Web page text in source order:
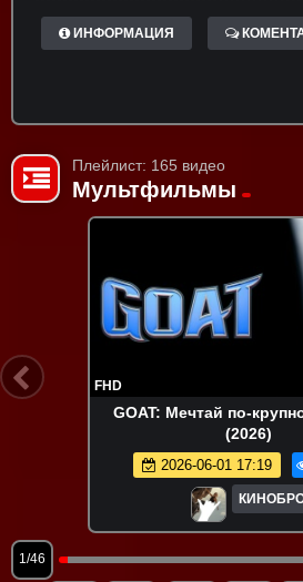
ИНФОРМАЦИЯ
Плейлист: 165 видео
Мультфильмы
FHD
GOAT: Мечтай по-
(2026)
2026-06-01 17:19
1/46